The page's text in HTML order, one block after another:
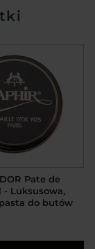
Pate de
- Luksusowa,
do butów